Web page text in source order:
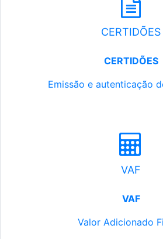
CERTIDÕES
CERTIDÕES
Emissão e autenticação
VAF
VAF
Valor Adicionado